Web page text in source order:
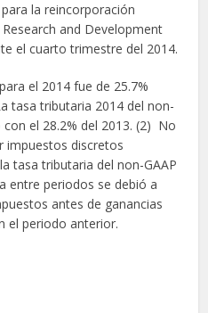
la reincorporación
and Development
el cuarto trimestre del 2014.
el 2014 fue de 25.7%
tasa tributaria 2014 del non-
el 28.2% del 2013. (2) No
impuestos discretos
tasa tributaria del non-GAAP
entre periodos se debió a
antes de ganancias
el periodo anterior.